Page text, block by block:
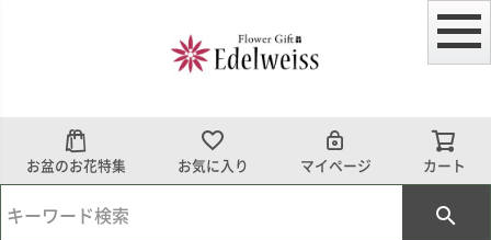
お盆のお花特集 お気に入り マイページ カート